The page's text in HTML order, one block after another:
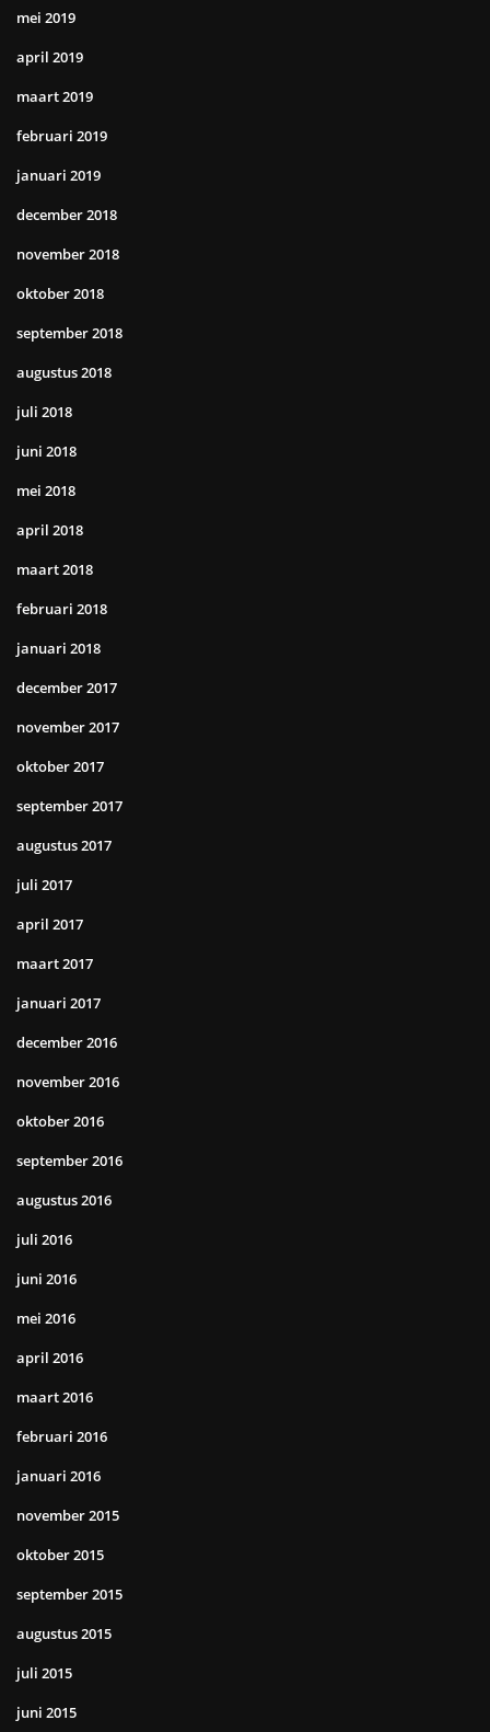
mei 2019
april 2019
maart 2019
februari 2019
januari 2019
december 2018
november 2018
oktober 2018
september 2018
augustus 2018
juli 2018
juni 2018
mei 2018
april 2018
maart 2018
februari 2018
januari 2018
december 2017
november 2017
oktober 2017
september 2017
augustus 2017
juli 2017
april 2017
maart 2017
januari 2017
december 2016
november 2016
oktober 2016
september 2016
augustus 2016
juli 2016
juni 2016
mei 2016
april 2016
maart 2016
februari 2016
januari 2016
november 2015
oktober 2015
september 2015
augustus 2015
juli 2015
juni 2015